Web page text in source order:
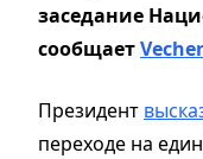
заседание
сообщает
Президент
переходе на